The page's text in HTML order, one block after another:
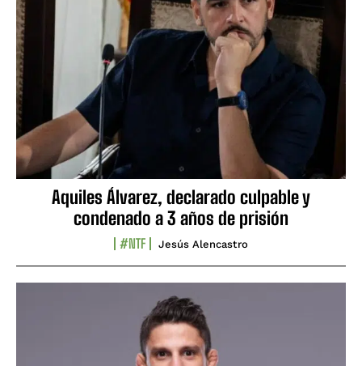
Aquiles Álvarez, declarado culpable y
condenado a 3 años de prisión
#NTF Jesús Alencastro